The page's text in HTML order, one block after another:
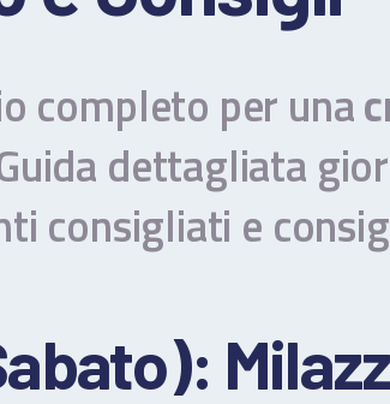
EOLIE ED EGADI
FOTO
PREVENTIVO
CONTATTI
completo per una
dettagliata
consigliati e